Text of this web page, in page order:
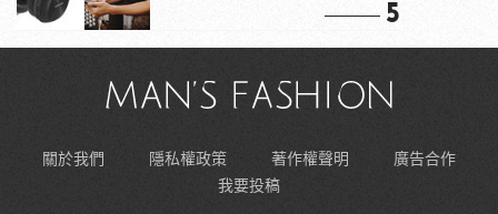
5
關於我們 隱私權政策 著作權聲明
廣告合作
我要投稿